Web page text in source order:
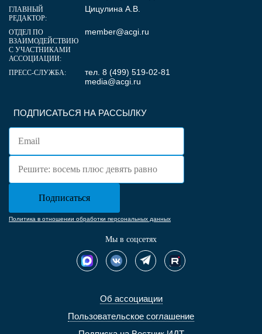
Об ассоциации
Пользовательское соглашение
ПОДПИСАТЬСЯ НА РАССЫЛКУ
Политика в отношении обработки персональных данных
Мы в соцсетях
ГЛАВНЫЙ
РЕДАКТОР:
Цицулина А.В.
ОТДЕЛ ПО
ВЗАИМОДЕЙСТВИЮ
С УЧАСТНИКАМИ
АССОЦИАЦИИ:
member@acgi.ru
ПРЕСС-СЛУЖБА:
тел. 8 (499) 519-02-81
media@acgi.ru